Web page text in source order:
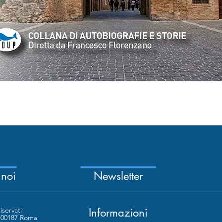
Newsletter
Roma
Informazioni